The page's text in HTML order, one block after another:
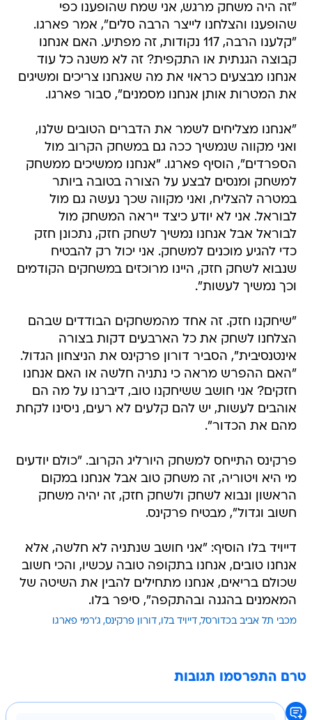
"זה היה משחק מרגש, אני שמח שהופענו כפי
שהופענו והצלחנו לייצר הרבה סלים", אמר פארגו.
"קלענו הרבה, 117 נקודות, זה מפתיע. האם אנחנו
קבוצה הגנתית או התקפית? זה לא משנה כל עוד
אנחנו מבצעים כראוי את מה שאנחנו צריכים ומשיגים
את המטרות אותן אנחנו מסמנים", סבור פארגו.
"אנחנו מצליחים לשמר את הדברים הטובים שלנו,
ואני מקווה שנמשיך ככה גם במשחק הקרוב מול
הספרדים", הוסיף פארגו. "אנחנו ממשיכים ממשחק
למשחק ומנסים לבצע על הצורה בטובה ביותר
במטרה להצליח, ואני מקווה שכך נעשה גם מול
לבוראל. אני לא יודע כיצד ייראה המשחק מול
לבוראל אבל אנחנו נמשיך לשחק חזק, נתכונן חזק
כדי להגיע מוכנים למשחק. אני יכול רק להבטיח
שנבוא לשחק חזק, היינו מרוכזים במשחקים הקודמים
וכך נמשיך לעשות".
"שיחקנו חזק. זה אחד מהמשחקים הבודדים שבהם
הצלחנו לשחק את כל הארבעים דקות בצורה
אינטנסיבית", הסביר דורון פרקינס את הניצחון הגדול.
"האם ההפרש מראה כי נתניה חלשה או האם אנחנו
חזקים? אני חושב ששיחקנו טוב, דיברנו על מה הם
אוהבים לעשות, יש להם קלעים לא רעים, ניסינו לקחת
מהם את הכדור".
פרקינס התייחס למשחק היורליג הקרוב. "כולם יודעים
מי היא ויטוריה, זה משחק טוב אבל אנחנו במקום
הראשון ונבוא לשחק ולשחק חזק, זה יהיה משחק
חשוב וגדול", מבטיח פרקינס.
דייויד בלו הוסיף: "אני חושב שנתניה לא חלשה, אלא
אנחנו טובים, אנחנו בתקופה טובה עכשיו, והכי חשוב
שכולם בריאים, אנחנו מתחילים להבין את השיטה של
המאמנים בהגנה ובהתקפה", סיפר בלו.
מכבי תל אביב בכדורסל דייויד בלו דורון פרקינס ג'רמי פארגו
טרם התפרסמו תגובות